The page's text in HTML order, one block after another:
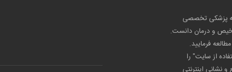
پزشکی تخصصی
و درمان دانست.
مطالعه فرمایید.
از سایت" را
نشانی اینترنتی